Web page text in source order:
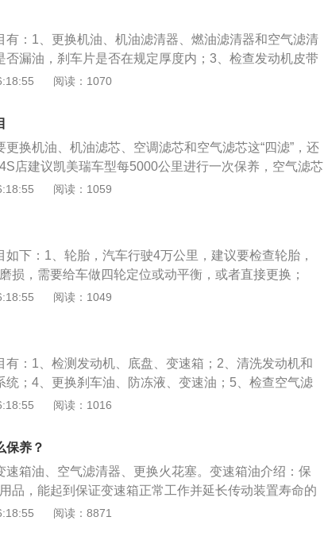
（引擎）、变速箱系统、空调系统、冷却系统、燃油系
养范围；2、汽车保养的目的是保持车容整洁和技术状
故障发生，减缓劣化过程，延长使用周期。
有：1、更换机油、机油滤清器、燃油滤清器和空气滤清
否漏油，刹车片是否在规定厚度内；3、检查发动机皮带
皮带张力；4、检查变速器、传动轴和万向节护套是否
阀是否太脏，必要时清洗；7、检查火花塞的状况，必
嘴；8、检查转向助力、制动系统、自动变速箱的状
速、转向是否正常；10、整车相关部件的润滑。汽车保
辆处于优良的性能状态；2、提高车辆的效率，降低其零
行车途中发生问题，保证人身安全；4、减少噪音和对
阅读：1070
换机油、机油滤芯、空调滤芯和空气滤芯这“四滤”，还
店建议凯美瑞车型每5000公里进行一次保养，空气滤芯
，汽油滤芯变更为每4万公里更换一次，同时自动变速
箱、玻璃状况，检查车身是否损坏、车身是否倾斜、是
2、发动机及各种油液：检查发动机各部件的固定状
面有无漏油、漏水。检查调整皮带的紧固，检查各部的
检查补充机油、冷却液、电解液。3、轮胎：检查轮胎
接近轮胎磨损标记时，更换轮胎。检查轮胎是否鼓包、
润滑。防冻液的一般使用年限为2年，到时候应在保养
冷却系统。由于制动系统的吸湿性，制动液每两年更换
阅读：1059
下：1、轮胎，汽车行驶4万公里，建议要检查轮胎，
损，需要给车做四轮定位或动平衡，或者直接更换；
热变质起水泡，造成制动效果衰退，刹车油的品质好
2年，比较符合汽车4万公里的大保养周期。建议依照车
汽车行驶4万公里一般都需添加；4、更换空气滤芯和空
不好，风沙大的地区要缩短到一年更换一次；5、发动
检查项目；6、更换机油滤芯，机油滤芯是过滤机油的
量的胶质、杂质、水分和添加剂，在发动机工作过程
作过滤，直接进入油路循环，将会对发动机的性能和寿
更换机油，机油就是发动机运转的润滑油，能对发动机
密封、减磨等作用。对于降低发动机零件的磨损，延长
的水分及杂质。从而使发动机性能达到最优化，同时也
阅读：1049
有：1、检测发动机、底盘、变速箱；2、清洗发动机和
统；4、更换刹车油、防冻液、变速油；5、检查空气滤
油、机油滤芯、和火花塞；7、检查轮毂和刹车系统。
润滑、减磨、冷却、清洁的作用二、空气滤芯，空气滤
的过滤作用，它要过滤所有的尘土杂质。所以空气滤芯
能会影响发动机的进气，从而有可能导致发动机在运行
要更换三、刹车油，每两年或4万公里更换一回。如果
车油的含水量增高，踩刹车时间长了，刹车油很容易高
阅读：1016
保养？
速箱油、空气滤清器、更换火花塞。变速箱油介绍：保
品，能起到保证变速箱正常工作并延长传动装置寿命的
是一种过滤器，又叫空气滤筒、空气滤清器、风格等。
阅读：8871